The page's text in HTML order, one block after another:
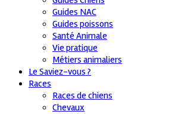
Guides NAC
Guides poissons
Santé Animale
Vie pratique
Métiers animaliers
Le Saviez-vous ?
Races
Races de chiens
Chevaux